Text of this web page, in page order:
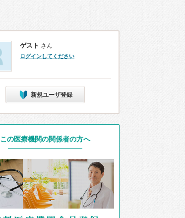
ゲスト さん
ログインしてください
新規ユーザ登録
この医療機関の関係者の方へ